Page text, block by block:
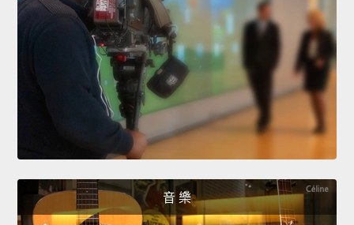
音 樂